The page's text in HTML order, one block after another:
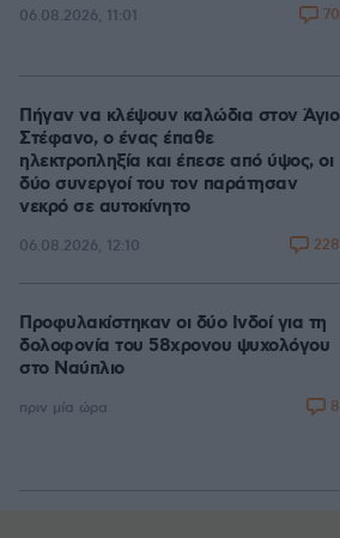
06.08.2026, 11:01 70
Πήγαν να κλέψουν καλώδια στον Άγιο
Στέφανο, ο ένας έπαθε
ηλεκτροπληξία και έπεσε από ύψος, οι
δύο συνεργοί του τον παράτησαν
νεκρό σε αυτοκίνητο
06.08.2026, 12:10 228
Προφυλακίστηκαν οι δύο Ινδοί για τη
δολοφονία του 58χρονου ψυχολόγου
στο Ναύπλιο
πριν μία ώρα 8